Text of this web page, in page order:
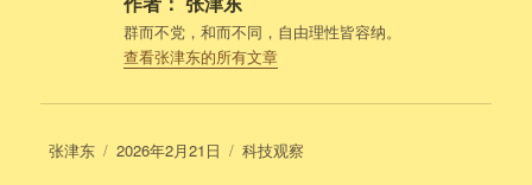
群而不党，和而不同，自由理性皆容纳。
查看张津东的所有文章
作
张津东
发
2026年2月21日
分
科技观察